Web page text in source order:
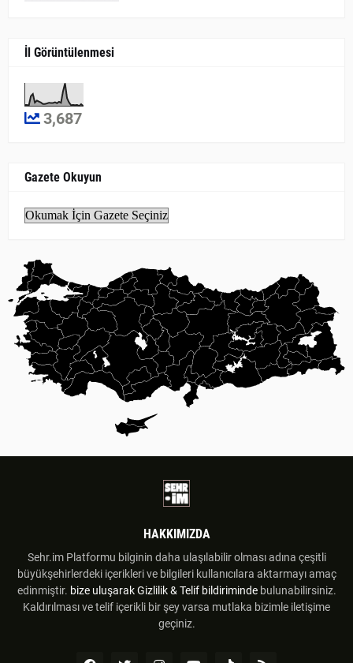
İl Görüntülenmesi
3,687
Gazete Okuyun
HAKKIMIZDA
Sehr.im Platformu bilginin daha ulaşılabilir olması adına çeşitli
büyükşehirlerdeki içerikleri ve bilgileri kullanıcılara aktarmayı amaç
edinmiştir. bize uluşarak Gizlilik & Telif bildiriminde bulunabilirsiniz.
Kaldırılması ve telif içerikli bir şey varsa mutlaka bizimle iletişime
geçiniz.